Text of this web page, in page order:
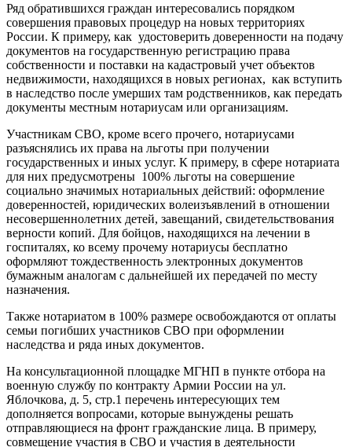
Ряд обратившихся граждан интересовались порядком
совершения правовых процедур на новых территориях
России. К примеру, как удостоверить доверенности на подачу
документов на государственную регистрацию права
собственности и поставки на кадастровый учет объектов
недвижимости, находящихся в новых регионах, как вступить
в наследство после умерших там родственников, как передать
документы местным нотариусам или организациям.
Участникам СВО, кроме всего прочего, нотариусами
разъяснялись их права на льготы при получении
государственных и иных услуг. К примеру, в сфере нотариата
для них предусмотрены 100% льготы на совершение
социально значимых нотариальных действий: оформление
доверенностей, юридических волеизъявлений в отношении
несовершеннолетних детей, завещаний, свидетельствования
верности копий. Для бойцов, находящихся на лечении в
госпиталях, ко всему прочему нотариусы бесплатно
оформляют тождественность электронных документов
бумажным аналогам с дальнейшей их передачей по месту
назначения.
Также нотариатом в 100% размере освобождаются от оплаты
семьи погибших участников СВО при оформлении
наследства и ряда иных документов.
На консультационной площадке МГНП в пункте отбора на
военную службу по контракту Армии России на ул.
Яблочкова, д. 5, стр.1 перечень интересующих тем
дополняется вопросами, которые вынуждены решать
отправляющиеся на фронт гражданские лица. В примеру,
совмещение участия в СВО и участия в деятельности